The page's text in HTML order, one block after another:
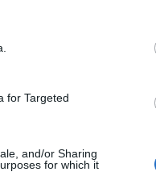
for Targeted
and/or Sharing
for which it
és a Kratom